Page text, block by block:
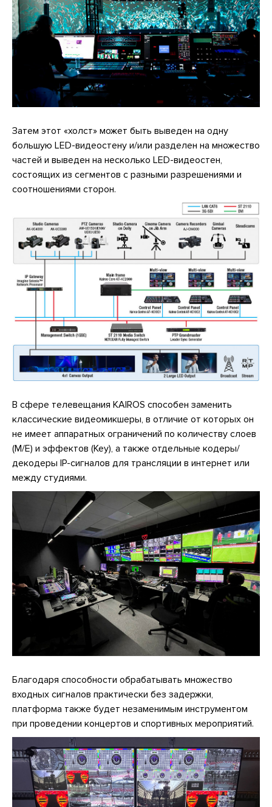
Затем этот «холст» может быть выведен на одну
большую LED-видеостену и/или разделен на множество
частей и выведен на несколько LED-видеостен,
состоящих из сегментов с разными разрешениями и
соотношениями сторон.
В сфере телевещания KAIROS способен заменить
классические видеомикшеры, в отличие от которых он
не имеет аппаратных ограничений по количеству слоев
(M/E) и эффектов (Key), а также отдельные кодеры/
декодеры IP-сигналов для трансляции в интернет или
между студиями.
Благодаря способности обрабатывать множество
входных сигналов практически без задержки,
платформа также будет незаменимым инструментом
при проведении концертов и спортивных мероприятий.